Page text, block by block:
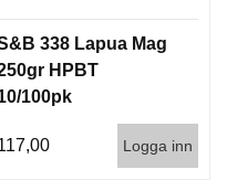
338 Lapua Mag
HPBT
100pk
Logga inn